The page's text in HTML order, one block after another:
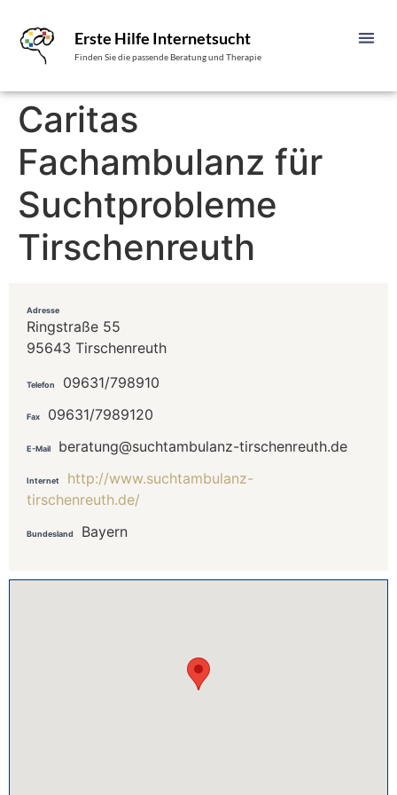
Erste Hilfe Internetsucht
Finden Sie die passende Beratung und Therapie
Caritas
Fachambulanz für
Suchtprobleme
Tirschenreuth
Adresse
Ringstraße 55
95643 Tirschenreuth
Telefon 09631/798910
Fax 09631/7989120
E-Mail beratung@suchtambulanz-tirschenreuth.de
Internet
http://www.suchtambulanz-
tirschenreuth.de/
Bundesland Bayern